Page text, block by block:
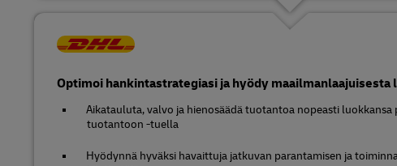
Optimoi hankintastrategiasi ja hyödy maailmanlaajuisesta
Aikatauluta, valvo ja hienosäädä tuotantoa nopeasti
tuotantoon -tuella
Hyödynnä hyväksi havaittuja jatkuvan parantamisen ja